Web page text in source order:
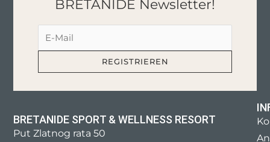
BRETANIDE Newsletter!
BRETANIDE SPORT & WELLNESS RESORT
Put Zlatnog rata 50